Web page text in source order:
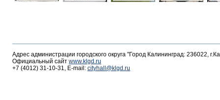
Адрес администрации городского округа "Город Калининград: 236022,
Официальный сайт www.klgd.ru
+7 (4012) 31-10-31, E-mail: cityhall@klgd.ru